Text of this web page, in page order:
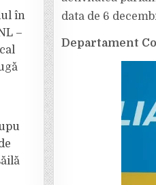
data de 6
Departament
în
–